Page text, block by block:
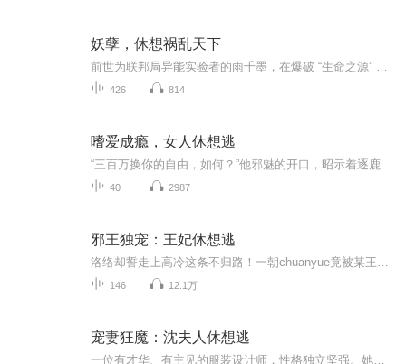
妖孽，休想祸乱天下
426 814
嗜爱成瘾，女人休想逃
40 2987
邪王独宠：王妃休想逃
146 12.1万
宠妻狂魔：沈夫人休想逃